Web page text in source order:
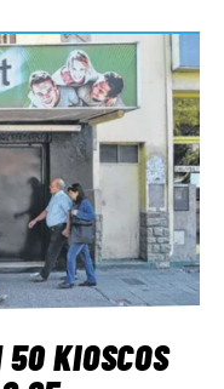
50 KIOSCOS